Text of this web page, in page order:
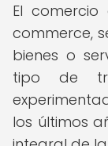
El
commerce,
bienes o
tipo de
los últimos